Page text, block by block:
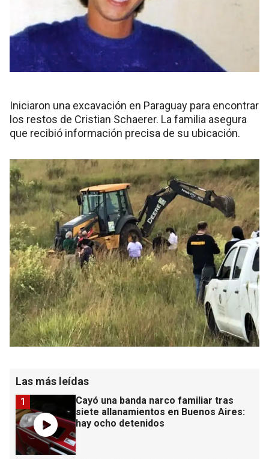
Iniciaron una excavación en Paraguay para encontrar
los restos de Cristian Schaerer. La familia asegura
que recibió información precisa de su ubicación.
Las más leídas
Cayó una banda narco familiar tras
siete allanamientos en Buenos Aires:
hay ocho detenidos
1